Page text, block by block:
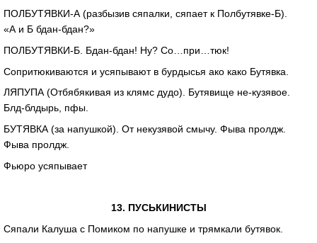
ПОЛБУТЯВКИ-А (разбызив сяпалки, сяпает к Полбутявке-Б).
«А и Б бдан-бдан?»
ПОЛБУТЯВКИ-Б Бдан-бдан! Ну? Co…при…тюк!
Сопритюкиваются и усяпывают в бурдысья ако како Бутявка.
ЛЯПУПА (Отбябякивая из клямс дудо). Бутявище не-кузявое.
Блд-блдырь, пфы.
БУТЯВКА (за напушкой). От некузявой смычу. Фыва пролдж.
Фыва пролдж.
Фьюро усяпывает
13. ПУСЬКИНИСТЫ
Сяпали Калуша с Помиком по напушке и трямкали бутявок.